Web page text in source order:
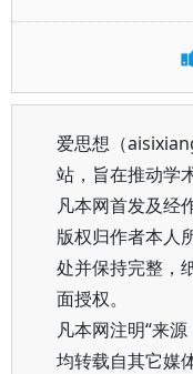
爱思想（
站，旨在推动学
凡本网首发及经
版权归作者本人
处并保持完整，
面授权。
凡本网注明“来源
均转载自其它媒